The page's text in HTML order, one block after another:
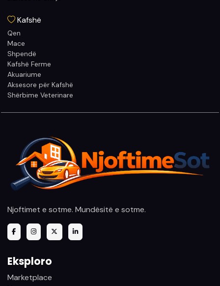
Kafshë
Qen
Mace
Shpendë
Kafshë Ferme
Akuariume
Aksesore për Kafshë
Shërbime Veterinare
Njoftimet e sotme. Mundësitë e sotme.
Eksploro
Marketplace